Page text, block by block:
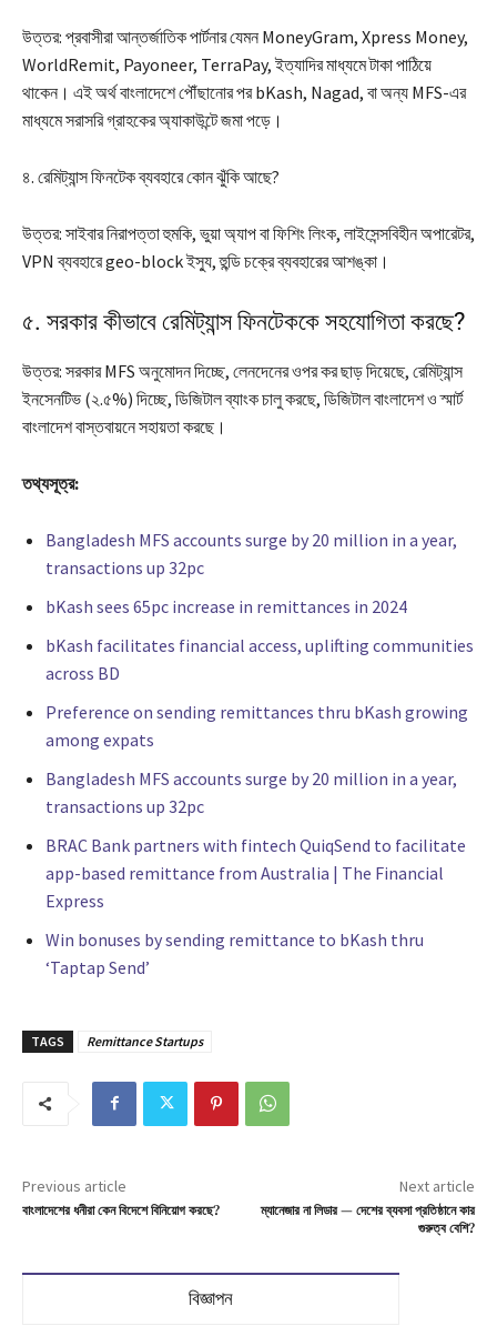
উত্তর: প্রবাসীরা আন্তর্জাতিক পার্টনার যেমন MoneyGram, Xpress Money,
WorldRemit, Payoneer, TerraPay, ইত্যাদির মাধ্যমে টাকা পাঠিয়ে
থাকেন। এই অর্থ বাংলাদেশে পৌঁছানোর পর bKash, Nagad, বা অন্য MFS-এর
মাধ্যমে সরাসরি গ্রাহকের অ্যাকাউন্টে জমা পড়ে।
৪. রেমিট্যান্স ফিনটেক ব্যবহারে কোন ঝুঁকি আছে?
উত্তর: সাইবার নিরাপত্তা হুমকি, ভুয়া অ্যাপ বা ফিশিং লিংক, লাইসেন্সবিহীন অপারেটর,
VPN ব্যবহারে geo-block ইস্যু, হুন্ডি চক্রে ব্যবহারের আশঙ্কা।
৫. সরকার কীভাবে রেমিট্যান্স ফিনটেককে সহযোগিতা করছে?
উত্তর: সরকার MFS অনুমোদন দিচ্ছে, লেনদেনের ওপর কর ছাড় দিয়েছে, রেমিট্যান্স
ইনসেনটিভ (২.৫%) দিচ্ছে, ডিজিটাল ব্যাংক চালু করছে, ডিজিটাল বাংলাদেশ ও স্মার্ট
বাংলাদেশ বাস্তবায়নে সহায়তা করছে।
তথ্যসূত্র:
Bangladesh MFS accounts surge by 20 million in a year,
transactions up 32pc
bKash sees 65pc increase in remittances in 2024
bKash facilitates financial access, uplifting communities
across BD
Preference on sending remittances thru bKash growing
among expats
Bangladesh MFS accounts surge by 20 million in a year,
transactions up 32pc
BRAC Bank partners with fintech QuiqSend to facilitate
app-based remittance from Australia | The Financial
Express
Win bonuses by sending remittance to bKash thru
‘Taptap Send’
TAGS Remittance Startups
Previous article
বাংলাদেশের ধনীরা কেন বিদেশে বিনিয়োগ করছে?
Next article
ম্যানেজার না লিডার — দেশের ব্যবসা প্রতিষ্ঠানে কার
গুরুত্ব বেশি?
বিজ্ঞাপন